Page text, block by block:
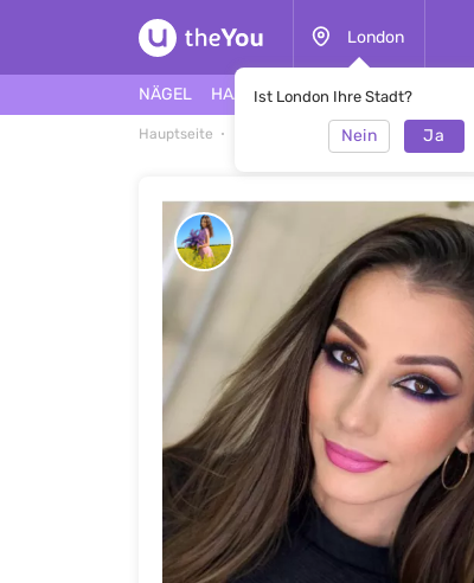
London
Ist London Ihre Stadt?
Nein Ja
NÄGEL HAARE GESICHT TÄTOWIERUNG
Hauptseite Make-up #50360